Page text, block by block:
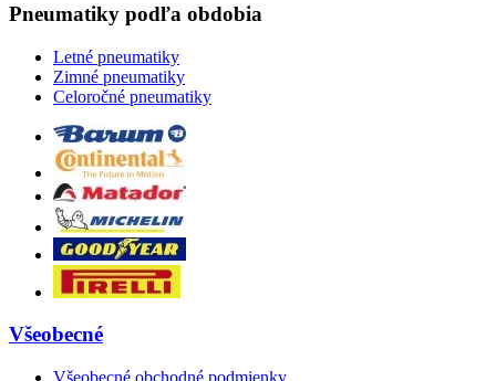
Pneumatiky podľa obdobia
Letné pneumatiky
Zimné pneumatiky
Celoročné pneumatiky
Všeobecné
Všeobecné obchodné podmienky